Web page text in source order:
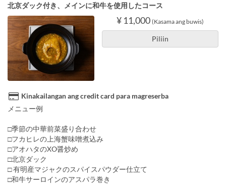
北京ダック付き、メインに和牛を使用したコース
¥ 11,000 (Kasama ang buwis)
Piliin
Kinakailangan ang credit card para magreserba
メニュー例
□季節の中華前菜盛り合わせ
□フカヒレの上海蟹味噌煮込み
□アオハタのXO醤炒め
□北京ダック
□ 有明産マジャクのスパイスパウダー仕立て
□和牛サーロインのアスパラ巻き